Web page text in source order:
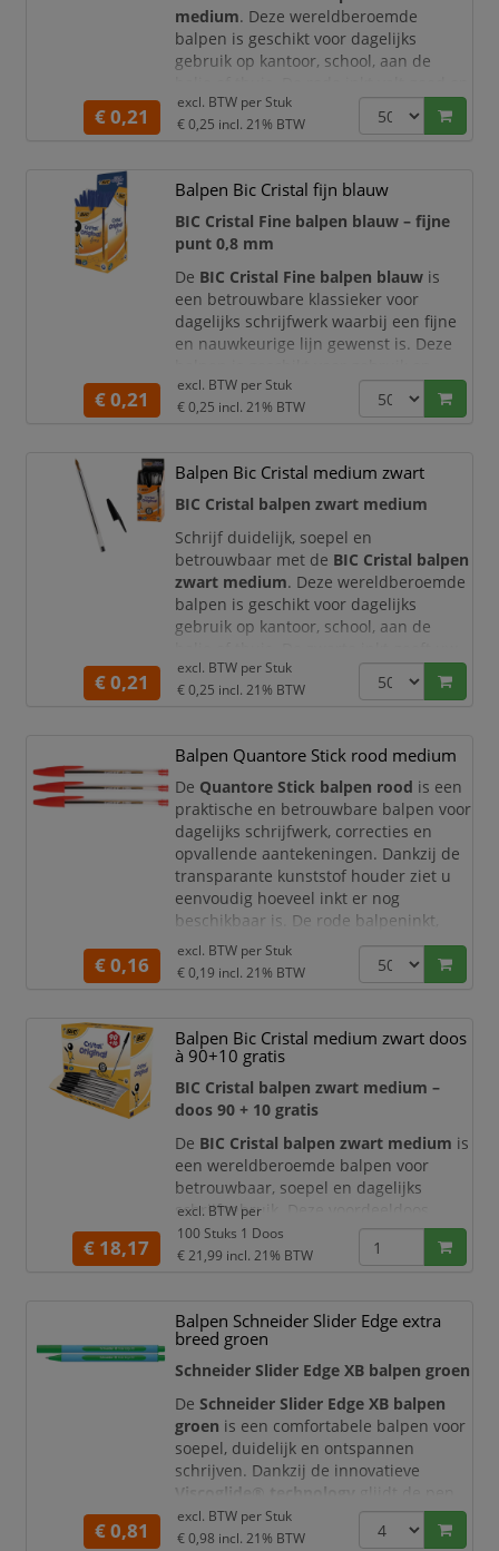
medium. Deze wereldberoemde
balpen is geschikt voor dagelijks
gebruik op kantoor, school, aan de
en is daardoor ideaal voor correcties,
markeringen, controles en duidelijke
De BIC Cristal balpen heeft een lichte,
transparante houder waarmee u
eenvoudig het inktniveau kunt control
€ 0,21
excl. BTW per Stuk
€ 0,25 incl. 21% BTW
Balpen Bic Cristal fijn blauw
BIC Cristal Fine balpen blauw – fijne
punt 0,8 mm
De BIC Cristal Fine balpen blauw is
een betrouwbare klassieker voor
dagelijks schrijfwerk waarbij een fijne
en nauwkeurige lijn gewenst is. Deze
kantoor, school, receptie,
administratie, magazijn, balie en
eenvoudig voor notities, formulieren,
agenda’s, werkdocumenten,
€ 0,21
excl. BTW per Stuk
€ 0,25 incl. 21% BTW
Balpen Bic Cristal medium zwart
BIC Cristal balpen zwart medium
Schrijf duidelijk, soepel en
betrouwbaar met de BIC Cristal balpen
zwart medium. Deze wereldberoemde
balpen is geschikt voor dagelijks
gebruik op kantoor, school, aan de
schrijfwerk een zakelijke en
professionele uitstraling en is ideaal
De BIC Cristal balpen heeft een lichte,
transparante ho
€ 0,21
excl. BTW per Stuk
€ 0,25 incl. 21% BTW
Balpen Quantore Stick rood medium
De Quantore Stick balpen rood is een
praktische en betrouwbare balpen voor
dagelijks schrijfwerk, correcties en
opvallende aantekeningen. Dankzij de
transparante kunststof houder ziet u
eenvoudig hoeveel inkt er nog
beschikbaar is. De rode balpeninkt,
medium schrijfpunt en schrijfbreedte
van0,7 mmzorgen voor een vloeiend,
duidelijk en nauwkeurig
Ideaal voor dagelijks gebruik
De Quantore Stick balpen is ontworpen
voor all
€ 0,16
excl. BTW per Stuk
€ 0,19 incl. 21% BTW
Balpen Bic Cristal medium zwart doos
à 90+10 gratis
BIC Cristal balpen zwart medium –
doos 90 + 10 gratis
De BIC Cristal balpen zwart medium is
een wereldberoemde balpen voor
betrouwbaar, soepel en dagelijks
schrijfgebruik. Deze voordeeldoos
bevat90 balpennen plus 10 stuks
gratis, waardoor u in totaal
100 zwarte
kantoren, scholen, recepties,
vergaderruimtes, administraties, balies,
magazijnen en andere werkplekken
€ 18,17
excl. BTW per
100 Stuks 1 Doos
€ 21,99 incl. 21% BTW
Balpen Schneider Slider Edge extra
breed groen
Schneider Slider Edge XB balpen groen
DeSchneider Slider Edge XB balpen
groen is een comfortabele balpen voor
soepel, duidelijk en ontspannen
schrijven. Dankzij de innovatieve
Viscoglide® technology
moeiteloos over het papier en ontstaat
een vloeiend schrijfbeeld met een
€ 0,81
excl. BTW per Stuk
€ 0,98 incl. 21% BTW